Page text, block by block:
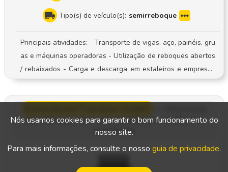
Tipo(s) de veículo(s): semirreboque
Principais atividades: - Transporte de vigas, aço, painéis, gru
as e máquinas operadoras - Utilização de reboques abertos
/ rebaixados - Carga e descarga em estaleiros e empresas
metalomecânicas - Cumprimento das normas de segurança
de entregas de curta distância - Cottbus e
arredores
Nós usamos cookies para garantir o bom funcionamento do
nosso site.
Para mais informações, consulte o nosso guia de privacidade.